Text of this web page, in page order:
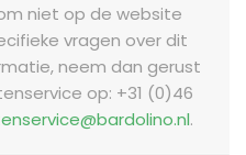
niet op de website
vragen over dit
neem dan gerust
op: +31 (0)46
.